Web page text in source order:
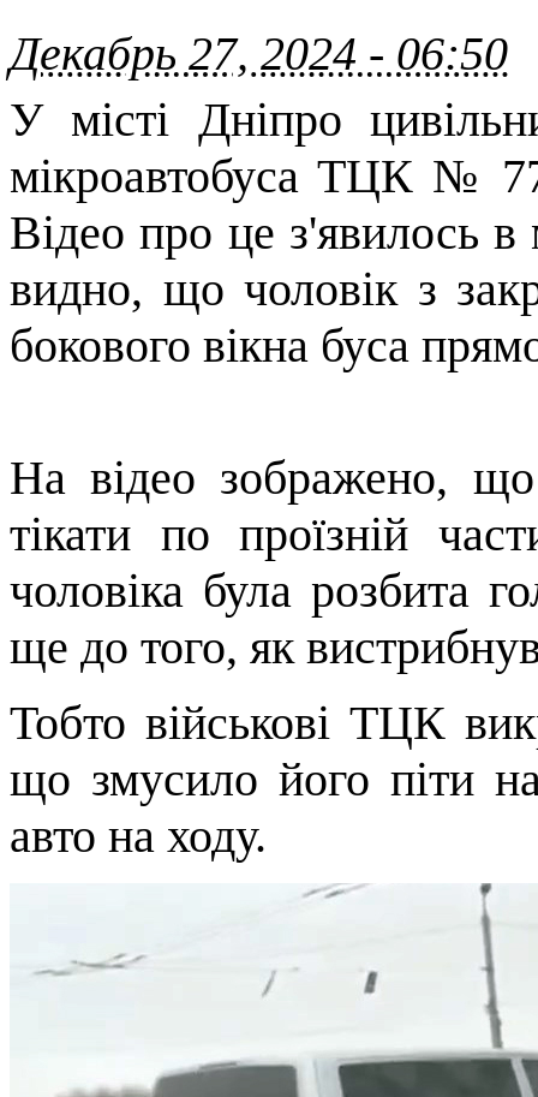
Декабрь 27, 2024 - 06:50
У місті Дніпро
мікроавтобуса ТЦК №
Відео про це з'явилось
видно, що чоловік з
бокового вікна буса
На відео зображено,
тікати по проїзній
чоловіка була розбита
ще до того, як
Тобто військові ТЦК
що змусило його піти
авто на ходу.